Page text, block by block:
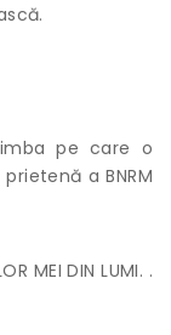
pe care o
a BNRM
MEI DIN LUMI. .